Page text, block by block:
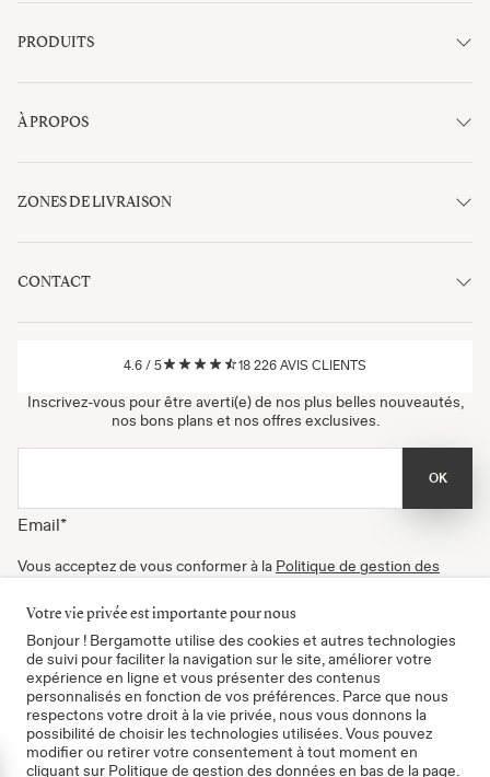
PRODUITS
À PROPOS
ZONES DE LIVRAISON
CONTACT
4.6 / 5 18 226 AVIS CLIENTS
Inscrivez-vous pour être averti(e) de nos plus belles nouveautés,
nos bons plans et nos offres exclusives.
Email*
OK
Vous acceptez de vous conformer à la Politique de gestion des
newsletters. Vous pouvez vous désinscrire à tout moment.
Certifié B Corp
Votre vie privée est importante pour nous
Bonjour ! Bergamotte utilise des cookies et autres technologies
de suivi pour faciliter la navigation sur le site, améliorer votre
expérience en ligne et vous présenter des contenus
personnalisés en fonction de vos préférences. Parce que nous
respectons votre droit à la vie privée, nous vous donnons la
possibilité de choisir les technologies utilisées. Vous pouvez
modifier ou retirer votre consentement à tout moment en
cliquant sur Politique de gestion des données en bas de la page.